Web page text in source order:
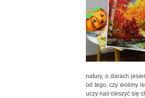
natury, o darach
od tego, czy wolimy
uczy nas cieszyć się